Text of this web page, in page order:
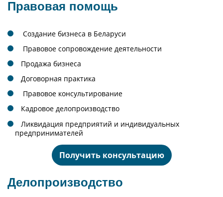
Правовая помощь
Создание бизнеса в Беларуси
Правовое сопровождение деятельности
Продажа бизнеса
Договорная практика
Правовое консультирование
Кадровое делопроизводство
Ликвидация предприятий и индивидуальных
предпринимателей
Получить консультацию
Делопроизводство